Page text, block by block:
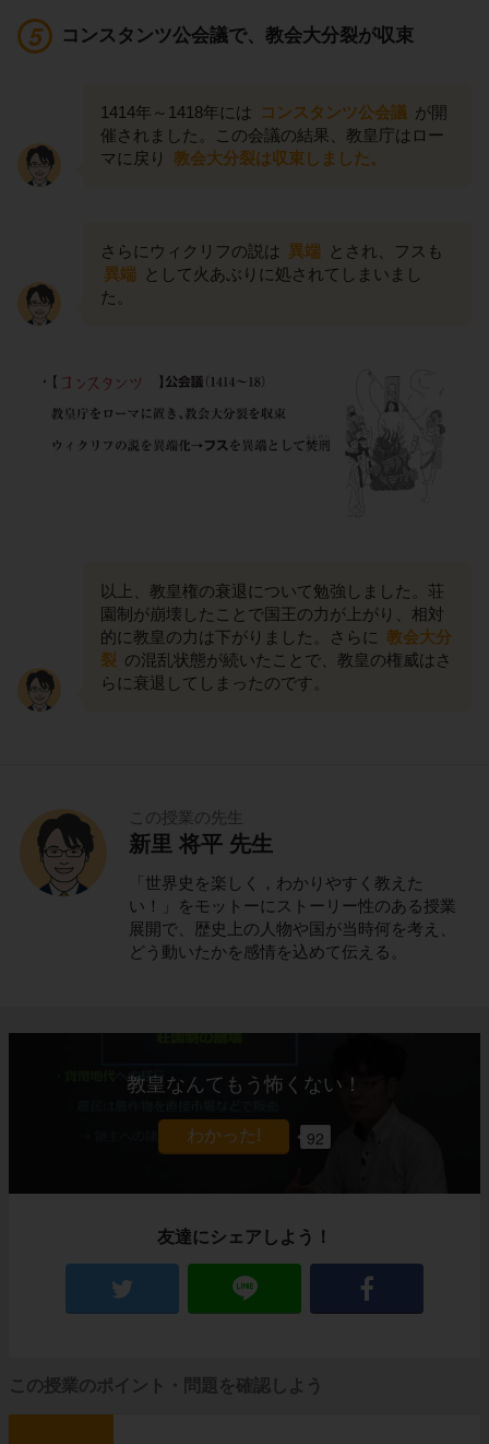
コンスタンツ公会議で、教会大分裂が収束
1414年～1418年には コンスタンツ公会議 が開
催されました。この会議の結果、教皇庁はロー
マに戻り
教会大分裂は収束しました。
さらにウィクリフの説は 異端 とされ、フスも
異端 として火あぶりに処されてしまいまし
た。
以上、教皇権の衰退について勉強しました。荘
園制が崩壊したことで国王の力が上がり、相対
的に教皇の力は下がりました。さらに 教会大分
裂 の混乱状態が続いたことで、教皇の権威はさ
らに衰退してしまったのです。
この授業の先生
新里 将平 先生
「世界史を楽しく，わかりやすく教えた
い！」をモットーにストーリー性のある授業
展開で、歴史上の人物や国が当時何を考え、
どう動いたかを感情を込めて伝える。
教皇なんてもう怖くない！
92
友達にシェアしよう！
この授業のポイント・問題を確認しよう